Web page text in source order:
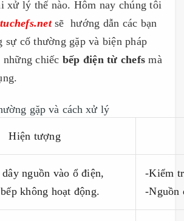
xử lý thế nào. Hôm nay chúng tôi
sẽ hướng dẫn các bạn
sự cố thường gặp và biện pháp
những chiếc bếp điện từ chefs mà
gặp và cách xử lý
Hiện tượng
nguồn vào ổ điện,
không hoạt động.
-Kiểm
-Nguồn